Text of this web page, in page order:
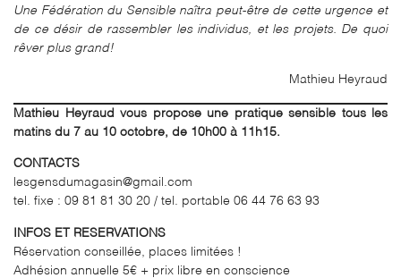
Une Fédération du Sensible naîtra peut-être de cette urgence et
de ce désir de rassembler les individus, et les projets. De quoi
rêver plus grand!
Mathieu Heyraud
Mathieu Heyraud vous propose une pratique sensible tous les
matins du 7 au 10 octobre, de 10h00 à 11h15.
CONTACTS
lesgensdumagasin@gmail.com
tel. fixe : 09 81 81 30 20 / tel. portable 06 44 76 63 93
INFOS ET RESERVATIONS
Réservation conseillée, places limitées !
Adhésion annuelle 5€ + prix libre en conscience